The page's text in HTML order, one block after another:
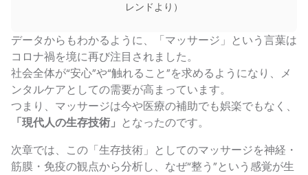
レンドより）
データからもわかるように、「マッサージ」という言葉は
コロナ禍を境に再び注目されました。
社会全体が“安心”や“触れること”を求めるようになり、メ
ンタルケアとしての需要が高まっています。
つまり、マッサージは今や医療の補助でも娯楽でもなく、
「現代人の生存技術」 となったのです。
次章では、この「生存技術」としてのマッサージを神経・
筋膜・免疫の観点から分析し、なぜ“整う”という感覚が生